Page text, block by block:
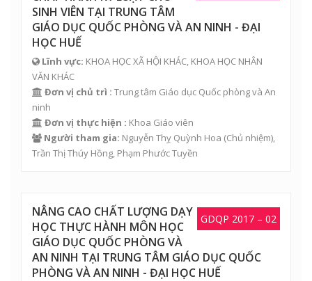
SINH VIÊN TẠI TRUNG TÂM
GIÁO DỤC QUỐC PHÒNG VÀ AN NINH - ĐẠI
HỌC HUẾ
Lĩnh vực: KHOA HỌC XÃ HỘI KHÁC, KHOA HỌC NHÂN
VĂN KHÁC
Đơn vị chủ trì : Trung tâm Giáo dục Quốc phòng và An
ninh
Đơn vị thực hiện : Khoa Giáo viên
Người tham gia: Nguyễn Thỵ Quỳnh Hoa (Chủ nhiệm),
Trần Thị Thúy Hồng, Phạm Phước Tuyền
GDQP 2017 – 02
NÂNG CAO CHẤT LƯỢNG DẠY
HỌC THỰC HÀNH MÔN HỌC
GIÁO DỤC QUỐC PHÒNG VÀ
AN NINH TẠI TRUNG TÂM GIÁO DỤC QUỐC
PHÒNG VÀ AN NINH - ĐẠI HỌC HUẾ